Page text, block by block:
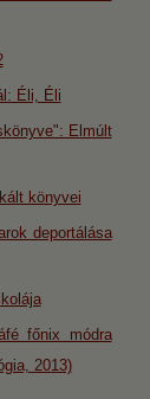
Éli, Éli
Elmúlt
könyvei
deportálása
főnix módra
2013)